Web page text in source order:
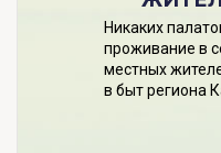
Никаких
проживание в
местных
в быт региона